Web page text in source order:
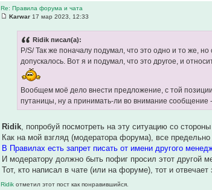
Re: Правила форума и чата
Karwar 17 мар 2023, 12:33
Ridik писал(а):
P/S/ Так же поначалу подумал, что это одно и то же,
допускалось. Вот я и подумал, что это другое, и
Вообщем моё дело внести предложение, с той позиции
путаницы, ну а принимать-ли во внимание сообщение
Ridik , попробуй посмотреть на эту ситуацию со
Как на мой взгляд (модератора форума), все предельно
В Правилах есть запрет писать от имени другого
И модератору должно быть пофиг просил этот другой
Тот, кто написал в чате (или на форуме), тот и отвечает
Ridikотметил этот пост как понравившийся.